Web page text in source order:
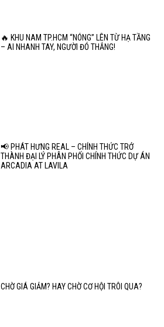
🔥 KHU NAM TP.HCM “NÓNG” LÊN TỪ HẠ TẦNG
– AI NHANH TAY, NGƯỜI ĐÓ THẮNG!
📢 PHÁT HƯNG REAL – CHÍNH THỨC TRỞ
THÀNH ĐẠI LÝ PHÂN PHỐI CHÍNH THỨC DỰ ÁN
ARCADIA AT LAVILA
CHỜ GIÁ GIẢM? HAY CHỜ CƠ HỘI TRÔI QUA?